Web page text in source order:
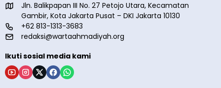
Jln. Balikpapan III No. 27 Petojo Utara, Kecamatan
Gambir, Kota Jakarta Pusat – DKI Jakarta 10130
+62 813-1313-3683
redaksi@wartaahmadiyah.org
Ikuti sosial media kami